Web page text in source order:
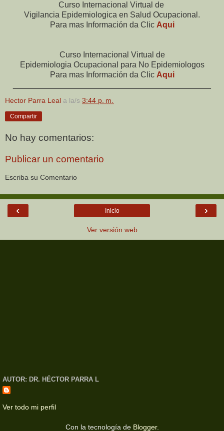
Curso Internacional Virtual de
Vigilancia Epidemiologica en Salud Ocupacional.
Para mas Información da Clic Aqui
Curso Internacional Virtual de
Epidemiologia Ocupacional para No Epidemiologos
Para mas Información da Clic Aqui
Hector Parra Leal a la/s 3:44 p. m.
Compartir
No hay comentarios:
Publicar un comentario
Escriba su Comentario
‹ ›
Inicio
Ver versión web
AUTOR: DR. HÉCTOR PARRA L
Ver todo mi perfil
Con la tecnología de Blogger.